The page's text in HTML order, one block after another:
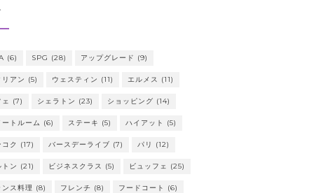
(6) SPG (28) アップグレード (9)
アン (5) ウェスティン (11) エルメス (11)
(7) シェラトン (23) ショッピング (14)
ートルーム (6) ステーキ (5) ハイアット (5)
ク (17) バースデーライブ (7) パリ (12)
ン (21) ビジネスクラス (5) ビュッフェ (25)
ス料理 (8) フレンチ (8) フードコート (6)